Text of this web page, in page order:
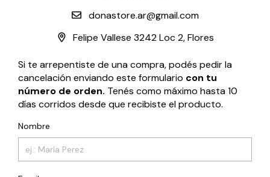
donastore.ar@gmail.com
Felipe Vallese 3242 Loc 2, Flores
Si te arrepentiste de una compra, podés pedir la
cancelación enviando este formulario con tu
número de orden. Tenés como máximo hasta 10
días corridos desde que recibiste el producto.
Nombre